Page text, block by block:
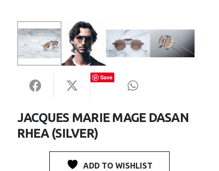
Save
JACQUES MARIE MAGE DASAN
RHEA (SILVER)
ADD TO WISHLIST